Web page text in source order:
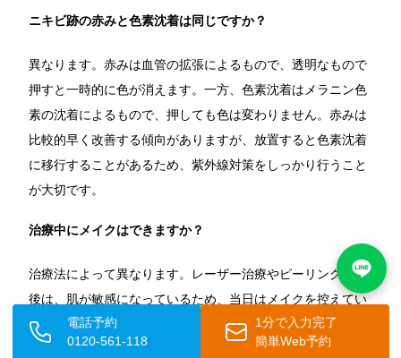
ニキビ跡の赤みと色素沈着は同じですか？
異なります。赤みは血管の拡張によるもので、透明なもので
押すと一時的に色が消えます。一方、色素沈着はメラニン色
素の沈着によるもので、押しても色は変わりません。赤みは
比較的早く改善する傾向がありますが、放置すると色素沈着
に移行することがあるため、紫外線対策をしっかり行うこと
が大切です。
治療中にメイクはできますか？
治療法によって異なります。レーザー治療やピーリングの直
後は、肌が敏感になっているため、当日はメイクを控えてい
ただくことが多いです。翌日からは、低刺激のファンデーシ
ョンを使用してメイクができる場合がほとんどです。ただ
電話予約
0120-561-118
1分で入力完了
簡単Web予約